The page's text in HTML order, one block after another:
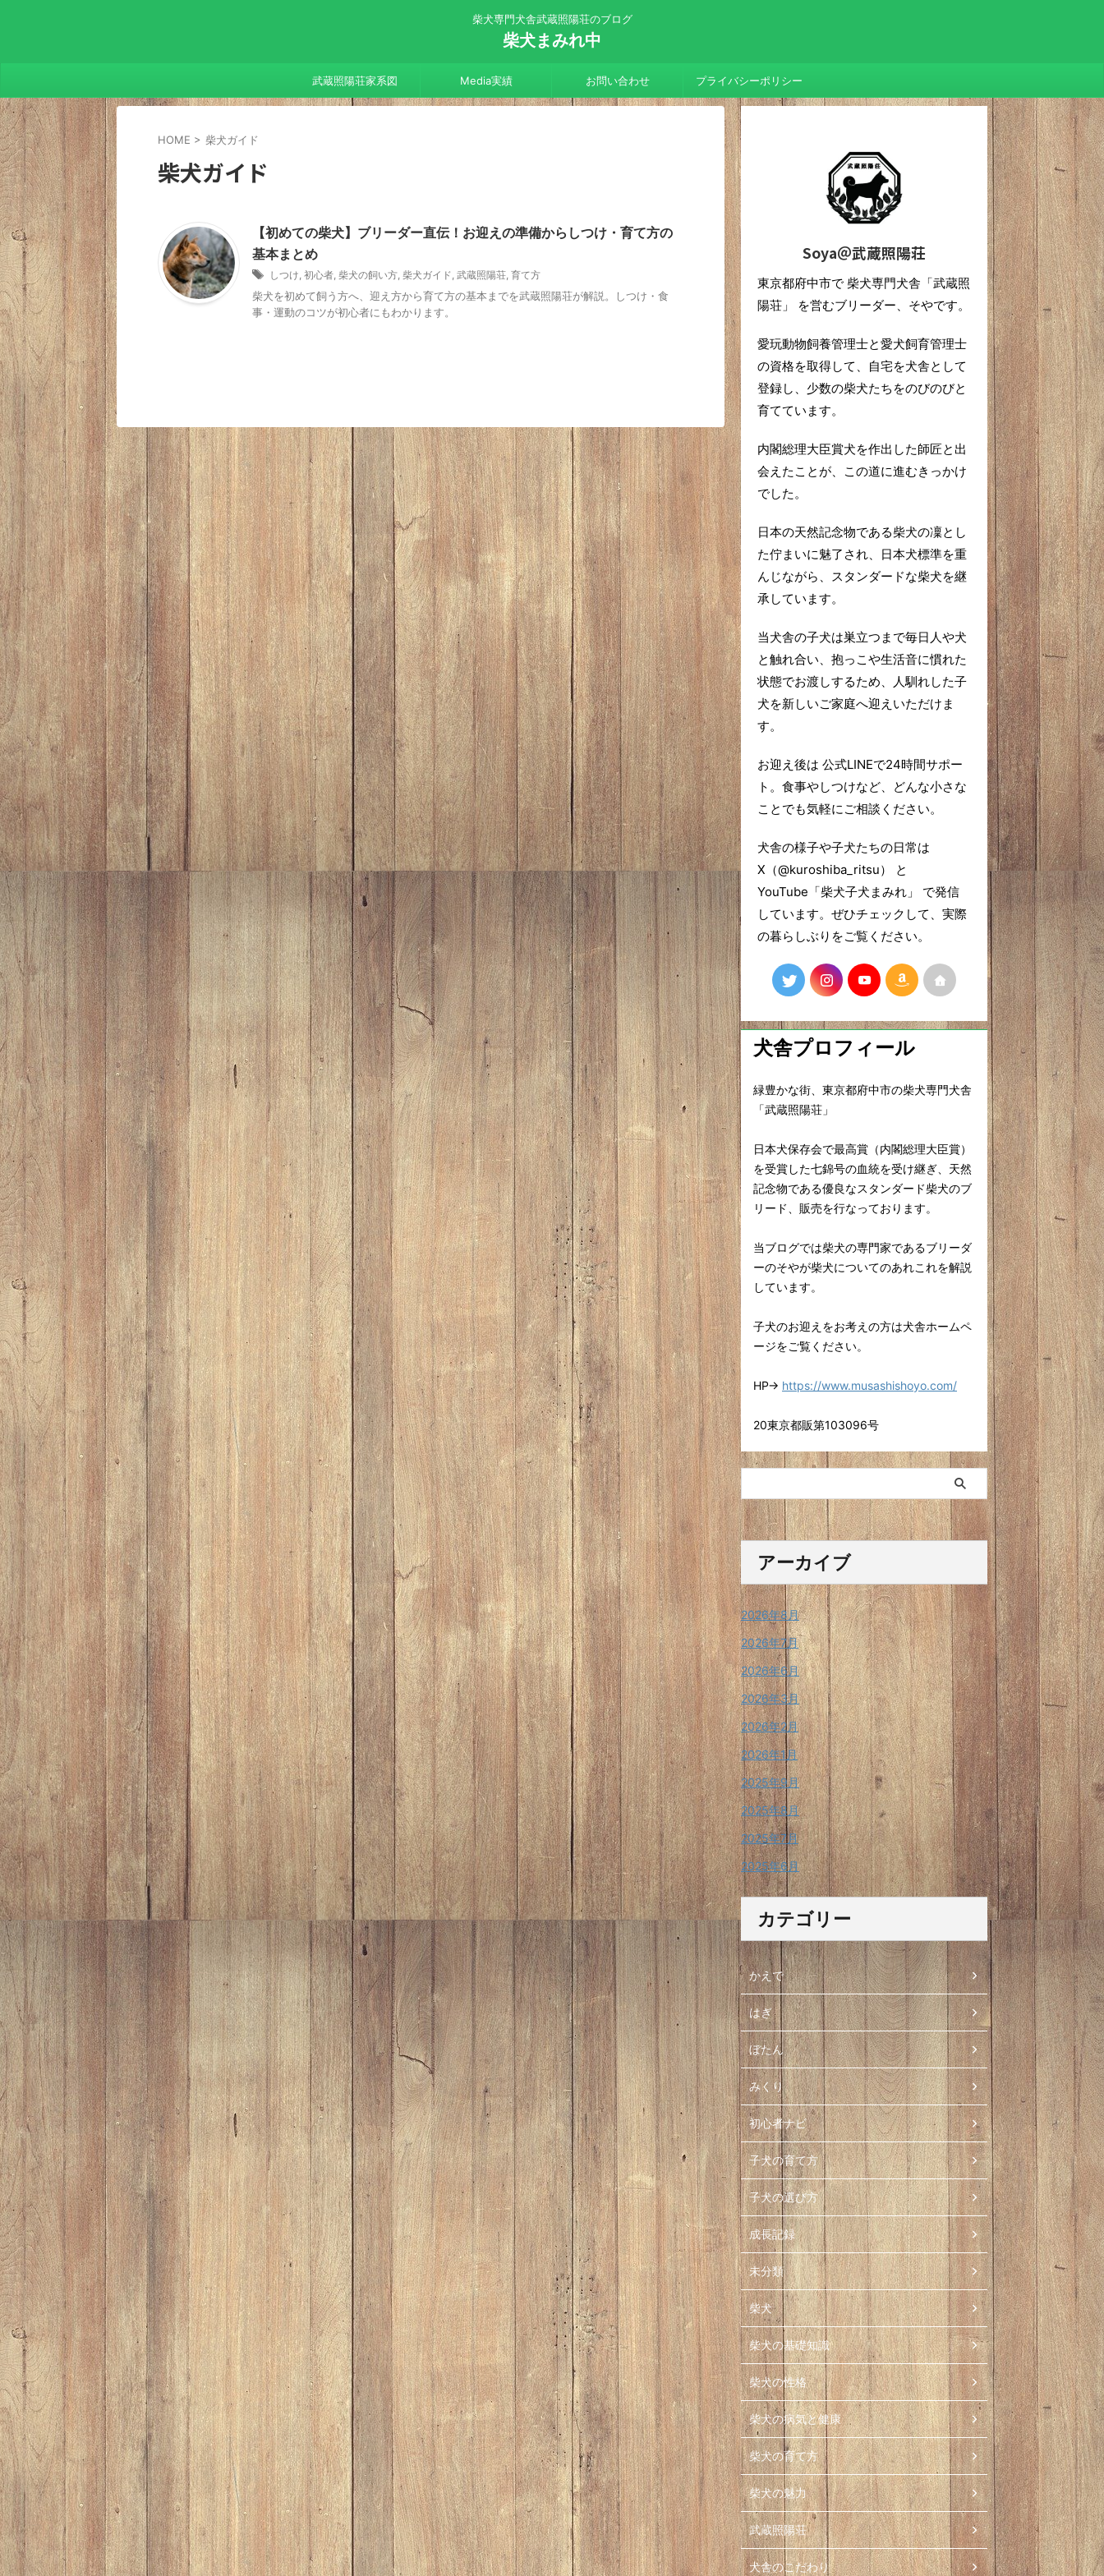
柴犬専門犬舎武蔵照陽荘のブログ
柴犬まみれ中
武蔵照陽荘家系図 Media実績 お問い合わせ プライバシーポリシー
HOME > 柴犬ガイド
柴犬ガイド
【初めての柴犬】ブリーダー直伝！お迎えの準備からしつけ・育て方の
基本まとめ
しつけ, 初心者, 柴犬の飼い方, 柴犬ガイド, 武蔵照陽荘, 育て方
柴犬を初めて飼う方へ、迎え方から育て方の基本までを武蔵照陽荘が解説。しつけ・食
事・運動のコツが初心者にもわかります。
Soya＠武蔵照陽荘
東京都府中市で 柴犬専門犬舎「武蔵照
陽荘」 を営むブリーダー、そやです。
愛玩動物飼養管理士と愛犬飼育管理士
の資格を取得して、自宅を犬舎として
登録し、少数の柴犬たちをのびのびと
育てています。
内閣総理大臣賞犬を作出した師匠と出
会えたことが、この道に進むきっかけ
でした。
日本の天然記念物である柴犬の凜とし
た佇まいに魅了され、日本犬標準を重
んじながら、スタンダードな柴犬を継
承しています。
当犬舎の子犬は巣立つまで毎日人や犬
と触れ合い、抱っこや生活音に慣れた
状態でお渡しするため、人馴れした子
犬を新しいご家庭へ迎えいただけま
す。
お迎え後は 公式LINEで24時間サポー
ト。食事やしつけなど、どんな小さな
ことでも気軽にご相談ください。
犬舎の様子や子犬たちの日常は
X（@kuroshiba_ritsu） と
YouTube「柴犬子犬まみれ」 で発信
しています。ぜひチェックして、実際
の暮らしぶりをご覧ください。
犬舎プロフィール
緑豊かな街、東京都府中市の柴犬専門犬舎
「武蔵照陽荘」
日本犬保存会で最高賞（内閣総理大臣賞）
を受賞した七錦号の血統を受け継ぎ、天然
記念物である優良なスタンダード柴犬のブ
リード、販売を行なっております。
当ブログでは柴犬の専門家であるブリーダ
ーのそやが柴犬についてのあれこれを解説
しています。
子犬のお迎えをお考えの方は犬舎ホームペ
ージをご覧ください。
HP→ https://www.musashishoyo.com/
20東京都販第103096号
アーカイブ
2026年8月
2026年7月
2026年6月
2026年3月
2026年2月
2026年1月
2025年9月
2025年8月
2025年7月
2025年6月
カテゴリー
かえで
はぎ
ぼたん
みくり
初心者ナビ
子犬の育て方
子犬の選び方
成長記録
未分類
柴犬
柴犬の基礎知識
柴犬の性格
柴犬の病気と健康
柴犬の育て方
柴犬の魅力
武蔵照陽荘
犬舎のこだわり